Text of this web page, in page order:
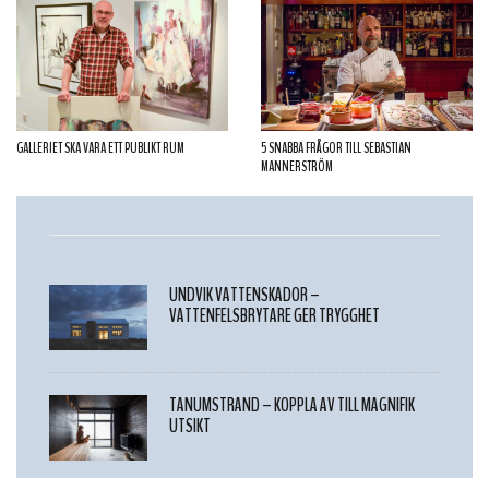
GALLERIET SKA VARA ETT PUBLIKT RUM
5 SNABBA FRÅGOR TILL SEBASTIAN
MANNERSTRÖM
UNDVIK VATTENSKADOR –
VATTENFELSBRYTARE GER TRYGGHET
TANUMSTRAND – KOPPLA AV TILL MAGNIFIK
UTSIKT